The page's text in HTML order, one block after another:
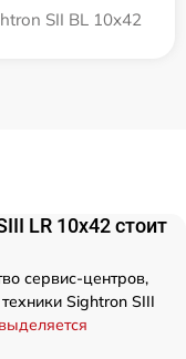
SII BL 10x42
LR 10x42 стоит
сервис-центров,
Sightron SIII